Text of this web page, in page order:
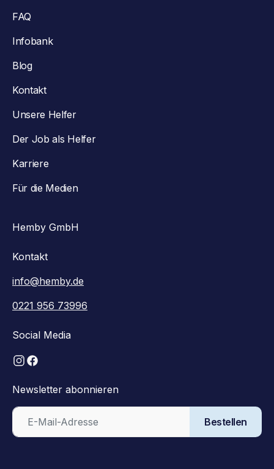
FAQ
Infobank
Blog
Kontakt
Unsere Helfer
Der Job als Helfer
Karriere
Für die Medien
Hemby GmbH
Kontakt
info@hemby.de
0221 956 73996
Social Media
Newsletter abonnieren
Bestellen